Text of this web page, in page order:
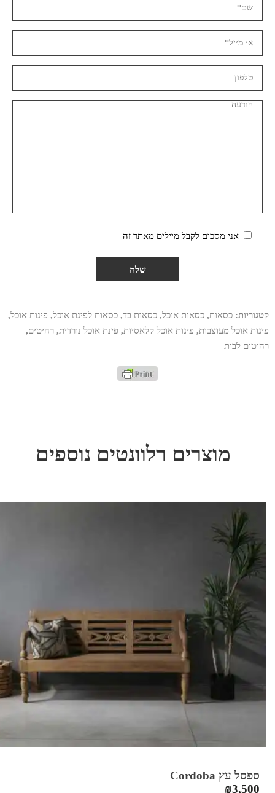
אני מסכים לקבל מיילים מאתר זה
קטגוריות: כסאות, כסאות אוכל, כסאות בד, כסאות לפינת אוכל, פינות אוכל,
פינות אוכל מעוצבות, פינות אוכל קלאסיות, פינת אוכל נורדית, רהיטים,
רהיטים לבית
מוצרים רלוונטים נוספים
ספסל עץ Cordoba
₪3,500